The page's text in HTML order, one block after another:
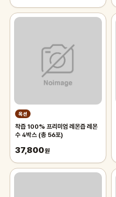
옥션
착즙 100% 프리미엄 레몬즙 레몬
수 4박스 (총 56포)
37,800원